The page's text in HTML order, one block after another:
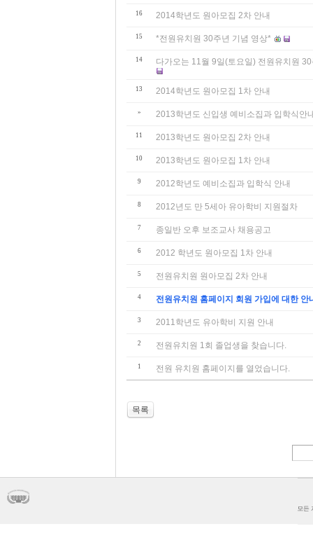
16 2014학년도 원아모집 2차 안내
15 *전원유치원 30주년 기념 영상*
14 다가오는 11월 9일(토요일) 전원유치원
13 2014학년도 원아모집 1차 안내
» 2013학년도 신입생 예비소집과 입학식안
11 2013학년도 원아모집 2차 안내
10 2013학년도 원아모집 1차 안내
9 2012학년도 예비소집과 입학식 안내
8 2012년도 만 5세아 유아학비 지원절차
7 종일반 오후 보조교사 채용공고
6 2012 학년도 원아모집 1차 안내
5 전원유치원 원아모집 2차 안내
4 전원유치원 홈페이지 회원 가입에 대한 안
3 2011학년도 유아학비 지원 안내
2 전원유치원 1회 졸업생을 찾습니다.
1 전원 유치원 홈페이지를 열었습니다.
목록